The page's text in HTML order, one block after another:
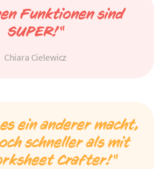
Funktionen sind
SUPER!“
Chiara Cielewicz
ein anderer macht,
schneller als mit
Crafter!“